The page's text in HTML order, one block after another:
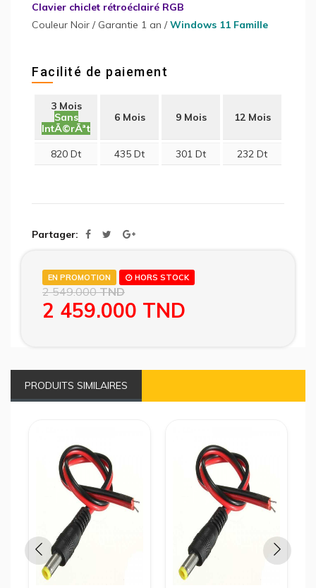
Clavier chiclet rétroéclairé RGB
Couleur Noir / Garantie 1 an /Windows 11 Famille
Facilité de paiement
3 Mois
Sans
IntÃ©rÃªt
6 Mois 9 Mois 12 Mois
820 Dt 435 Dt 301 Dt 232 Dt
Partager
EN PROMOTION HORS STOCK
2 549.000TND
2 459.000 TND
PRODUITS SIMILAIRES